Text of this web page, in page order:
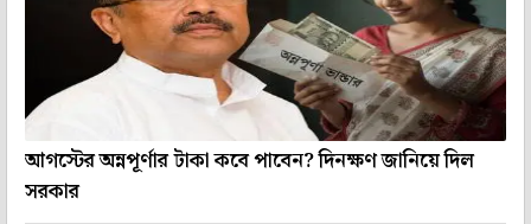
আগস্টের অন্নপূর্ণার টাকা কবে পাবেন? দিনক্ষণ জানিয়ে দিল
সরকার